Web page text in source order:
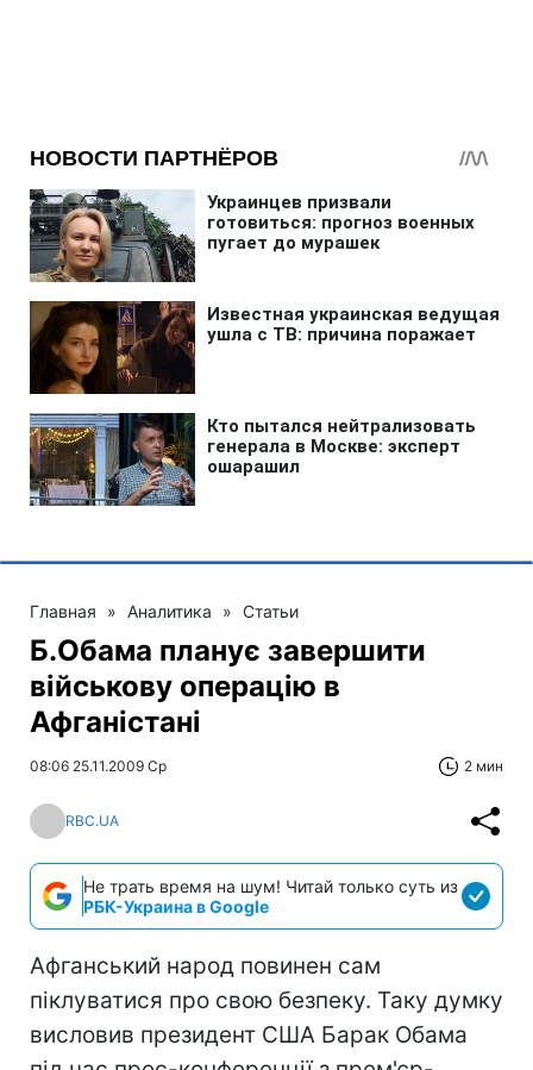
Главная » Аналитика » Статьи
Б.Обама планує завершити
військову операцію в
Афганістані
08:06 25.11.2009 Ср 2 мин
RBC.UA
Не трать время на шум! Читай только суть из
РБК-Украина в Google
Афганський народ повинен сам
піклуватися про свою безпеку. Таку думку
висловив президент США Барак Обама